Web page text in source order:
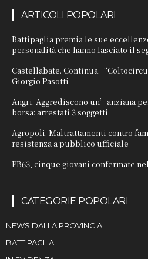
ARTICOLI POPOLARI
Battipaglia premia le sue
personalità che hanno lasciato il
Castellabate. Continua
Giorgio Pasotti
Angri. Aggrediscono un’anziana
borsa: arrestati 3 soggetti
Agropoli. Maltrattamenti contro
resistenza a pubblico ufficiale
PB63, cinque giovani confermate
CATEGORIE POPOLARI
NEWS DALLA PROVINCIA
BATTIPAGLIA